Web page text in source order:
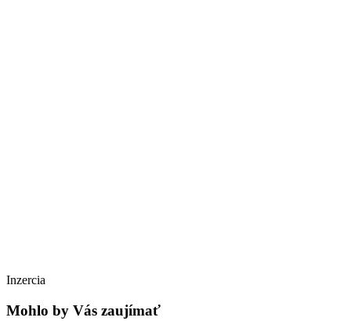
Inzercia
Mohlo by Vás zaujímať